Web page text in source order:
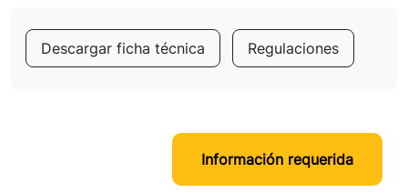
Descargar ficha técnica Regulaciones
Información requerida